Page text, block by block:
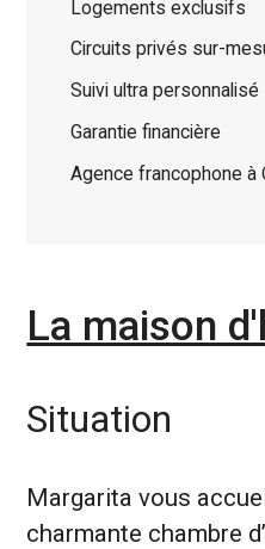
Logements exclusifs
Circuits privés sur-
Suivi ultra personnalisé
Garantie financière
Agence francophone à
La maison
Situation
Margarita vous
charmante chambre